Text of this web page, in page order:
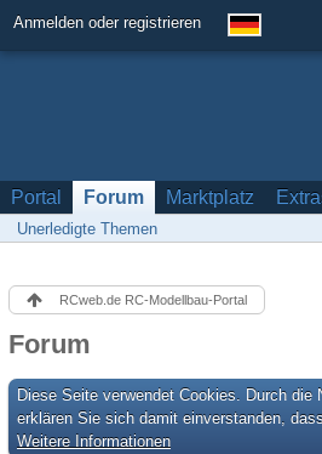
Anmelden oder registrieren
Portal Forum Marktplatz
Unerledigte Themen
RCweb.de RC-Modellbau-Portal
Forum
Diese Seite verwendet Cookies. Durch die
erklären Sie sich damit einverstanden,
Weitere Informationen